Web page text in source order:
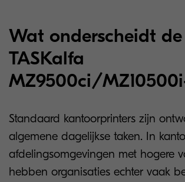
Wat onderscheidt de
TASKalfa
MZ9500ci/
Standaard kantoorprinters zijn
algemene dagelijkse taken. In
afdelingsomgevingen met hogere
hebben organisaties echter vaak